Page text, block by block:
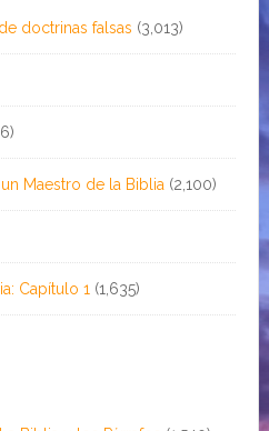
doctrinas falsas (3,013)
Maestro de la Biblia (2,100)
Capítulo 1 (1,635)